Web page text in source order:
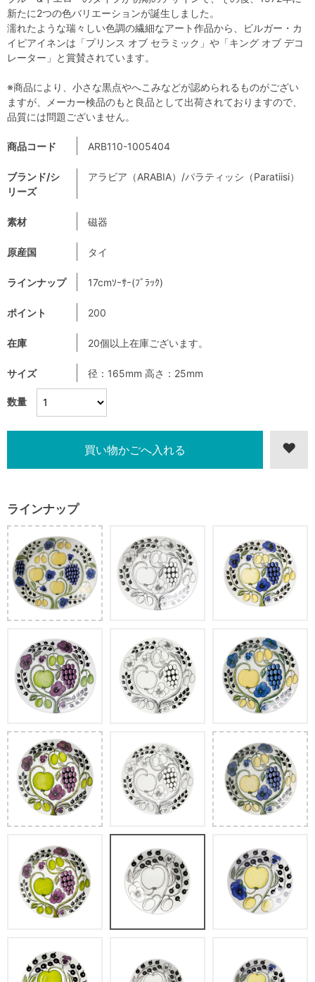
数量
商品コード ARB110-1005404
ブランド/シ
リーズ
アラビア（ARABIA）/パラティッシ（Paratiisi）
素材 磁器
原産国 タイ
ラインナップ 17cmｿｰｻｰ(ﾌﾞﾗｯｸ)
ポイント 200
在庫 20個以上在庫ございます。
サイズ 径：165mm 高さ：25mm
ラインナップ
新たに2つの色バリエーションが誕生しました。
濡れたような瑞々しい色調の繊細なアート作品から、ビルガー・カ
イピアイネンは「プリンス オブ セラミック」や「キング オブ デコ
レーター」と賞賛されています。
※商品により、小さな黒点やへこみなどが認められるものがござい
ますが、メーカー検品のもと良品として出荷されておりますので、
品質には問題ございません。